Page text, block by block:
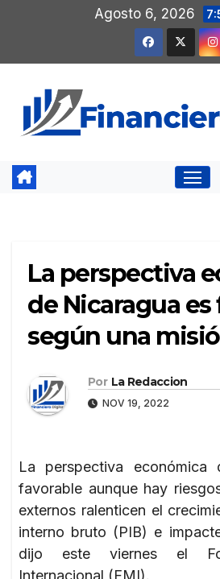
contenido
Agosto 6, 2026
La perspectiva
de Nicaragua es
según una
Por La Redaccion
NOV 19, 2022
La perspectiva económica
favorable aunque hay
externos ralenticen el
interno bruto (PIB) e
dijo este viernes el
Internacional (FMI).